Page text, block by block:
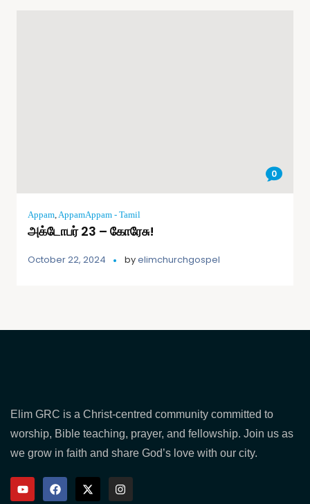
0
Appam,AppamAppam - Tamil
அக்டோபர் 23 – கோரேசு!
October 22, 2024 byelimchurchgospel
Elim GRC is a Christ-centred community committed to
worship, Bible teaching, prayer, and fellowship. Join us as
we grow in faith and share God’s love with our city.